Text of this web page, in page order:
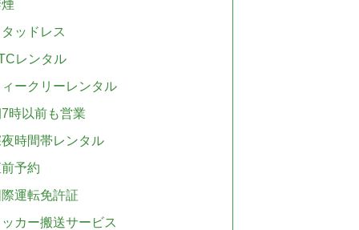
ッドレス
レンタル
ークリーレンタル
時以前も営業
時間帯レンタル
予約
運転免許証
カー搬送サービス